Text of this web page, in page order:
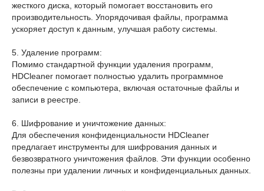
жесткого диска, который помогает восстановить его
производительность. Упорядочивая файлы, программа
ускоряет доступ к данным, улучшая работу системы.
5. Удаление программ:
Помимо стандартной функции удаления программ,
HDCleaner помогает полностью удалить программное
обеспечение с компьютера, включая остаточные файлы и
записи в реестре.
6. Шифрование и уничтожение данных:
Для обеспечения конфиденциальности HDCleaner
предлагает инструменты для шифрования данных и
безвозвратного уничтожения файлов. Эти функции особенно
полезны при удалении личных и конфиденциальных данных.